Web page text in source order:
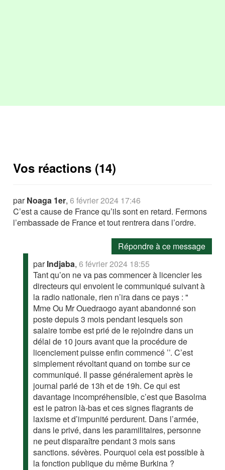
Vos réactions (14)
parNoaga 1er,6 février 2024 17:46
C’est a cause de France qu’ils sont en retard. Fermons
l’embassade de France et tout rentrera dans l’ordre.
Répondre à ce message
parIndjaba,6 février 2024 18:55
Tant qu’on ne va pas commencer à licencier les
directeurs qui envoient le communiqué suivant à
la radio nationale, rien n’ira dans ce pays : "
Mme Ou Mr Ouedraogo ayant abandonné son
poste depuis 3 mois pendant lesquels son
salaire tombe est prié de le rejoindre dans un
délai de 10 jours avant que la procédure de
licenciement puisse enfin commencé ’’. C’est
simplement révoltant quand on tombe sur ce
communiqué. Il passe généralement après le
journal parlé de 13h et de 19h. Ce qui est
davantage incompréhensible, c’est que Basolma
est le patron là-bas et ces signes flagrants de
laxisme et d’impunité perdurent. Dans l’armée,
dans le privé, dans les paramilitaires, personne
ne peut disparaître pendant 3 mois sans
sanctions. sévères. Pourquoi cela est possible à
la fonction publique du même Burkina ?